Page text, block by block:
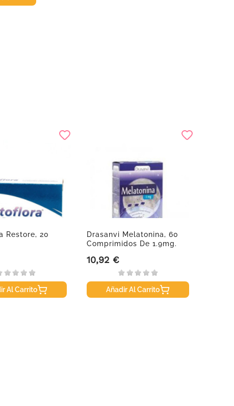
Restore, 20
Al Carrito
Drasanvi Melatonina, 60
Comprimidos De 1.9mg.
Precio
10,92 €
Añadir Al Carrito